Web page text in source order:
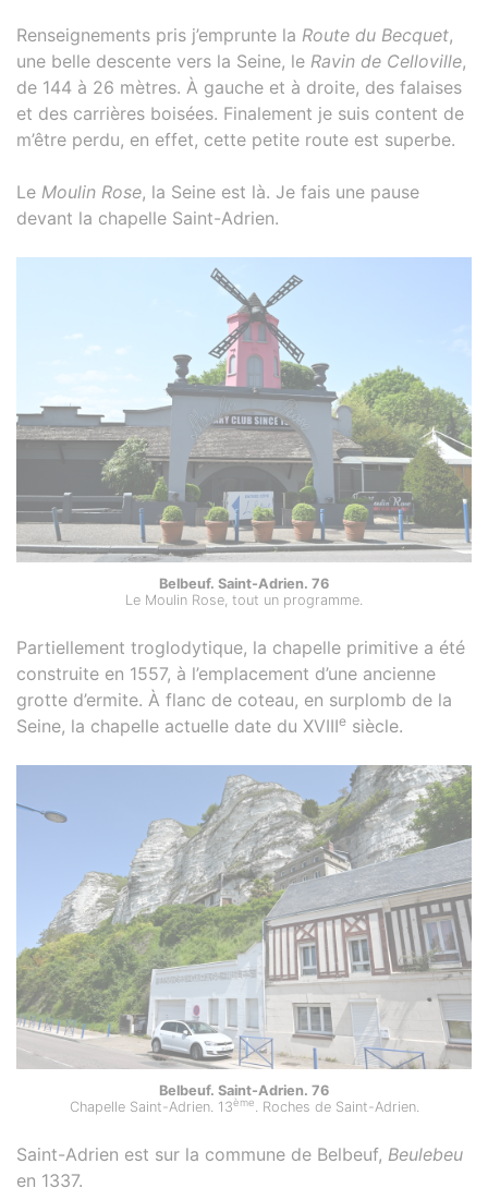
Renseignements pris j’emprunte la Route du Becquet,
une belle descente vers la Seine, le Ravin de Celloville,
de 144 à 26 mètres. À gauche et à droite, des falaises
et des carrières boisées. Finalement je suis content de
m’être perdu, en effet, cette petite route est superbe.
Le Moulin Rose, la Seine est là. Je fais une pause
devant la chapelle Saint-Adrien.
Belbeuf. Saint-Adrien. 76
Le Moulin Rose, tout un programme.
Partiellement troglodytique, la chapelle primitive a été
construite en 1557, à l’emplacement d’une ancienne
grotte d’ermite. À flanc de coteau, en surplomb de la
Seine, la chapelle actuelle date du XVIIIe siècle.
Belbeuf. Saint-Adrien. 76
Chapelle Saint-Adrien. 13ème . Roches de Saint-Adrien.
Saint-Adrien est sur la commune de Belbeuf, Beulebeu
en 1337.